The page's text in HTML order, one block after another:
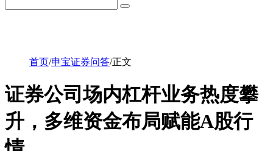
首页/申宝证券问答/正文
证券公司场内杠杆业务热度攀
升，多维资金布局赋能A股行